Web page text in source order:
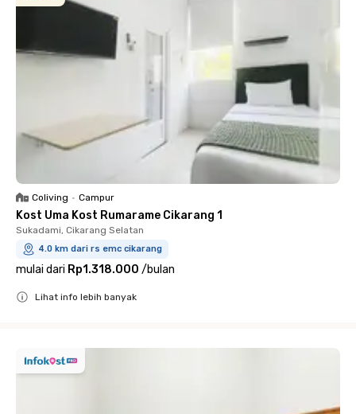
Coliving • Campur
Kost Uma Kost Rumarame Cikarang 1
Sukadami, Cikarang Selatan
4.0 km dari rs emc cikarang
mulai dari Rp1.318.000 /bulan
Lihat info lebih banyak